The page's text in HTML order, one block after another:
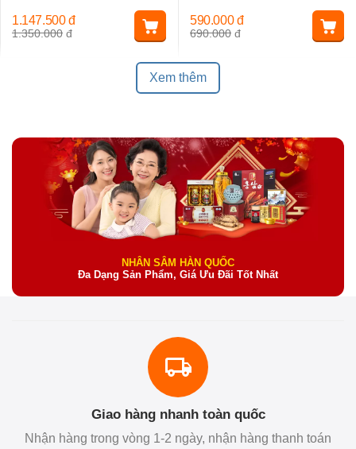
1.350.000 đ
1.147.500 đ
690.000 đ
590.000 đ
Xem thêm
NHÂN SÂM HÀN QUỐC
Đa Dạng Sản Phẩm, Giá Ưu Đãi Tốt Nhất
Giao hàng nhanh toàn quốc
Nhận hàng trong vòng 1-2 ngày, nhận hàng thanh toán